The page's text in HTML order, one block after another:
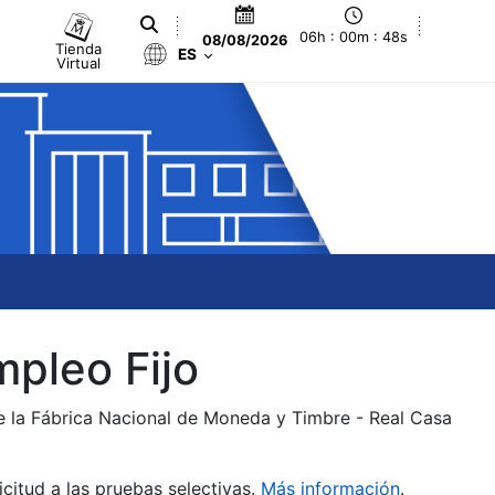
Tienda
Virtual
08/08/2026 06h : 00m : 49s
ES
Fijo
Fábrica Nacional de Moneda y Timbre - Real Casa
a las pruebas selectivas. Más información.